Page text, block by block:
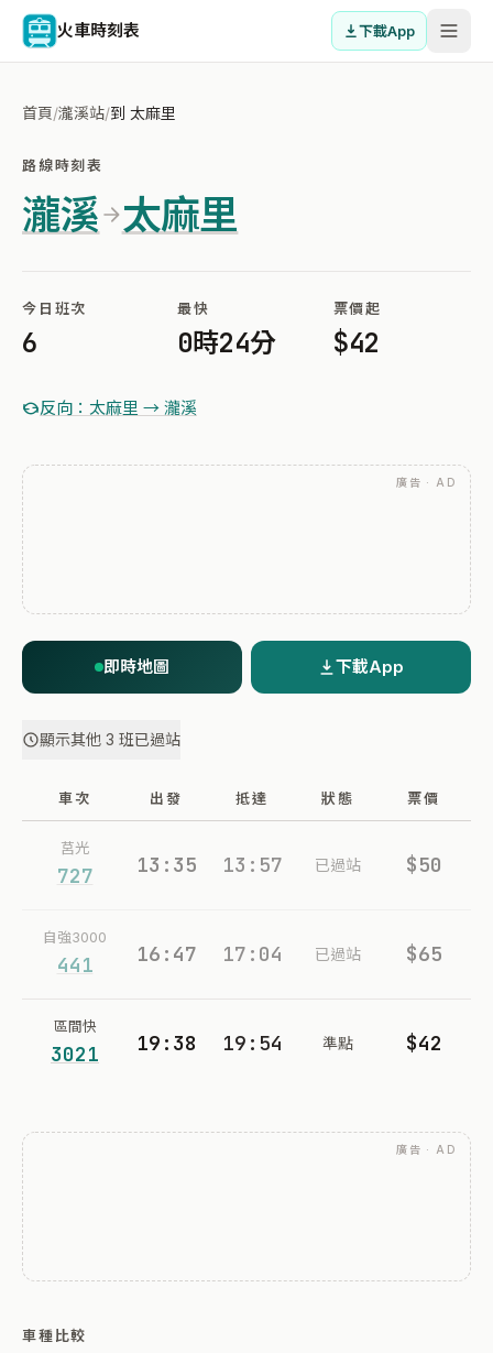
火車時刻表 下載App
首頁/瀧溪站/到 太麻里
路線時刻表
瀧溪 太麻里
今日班次
6
最快
0時24分
票價起
$42
反向：太麻里 → 瀧溪
廣告 · AD
即時地圖 下載App
顯示其他 3 班已過站
車次 出發 抵達 狀態 票價
莒光
727 13:35 13:57 已過站 $50
自強3000
441 16:47 17:04 已過站 $65
區間快
3021 19:38 19:54 準點 $42
廣告 · AD
車種比較